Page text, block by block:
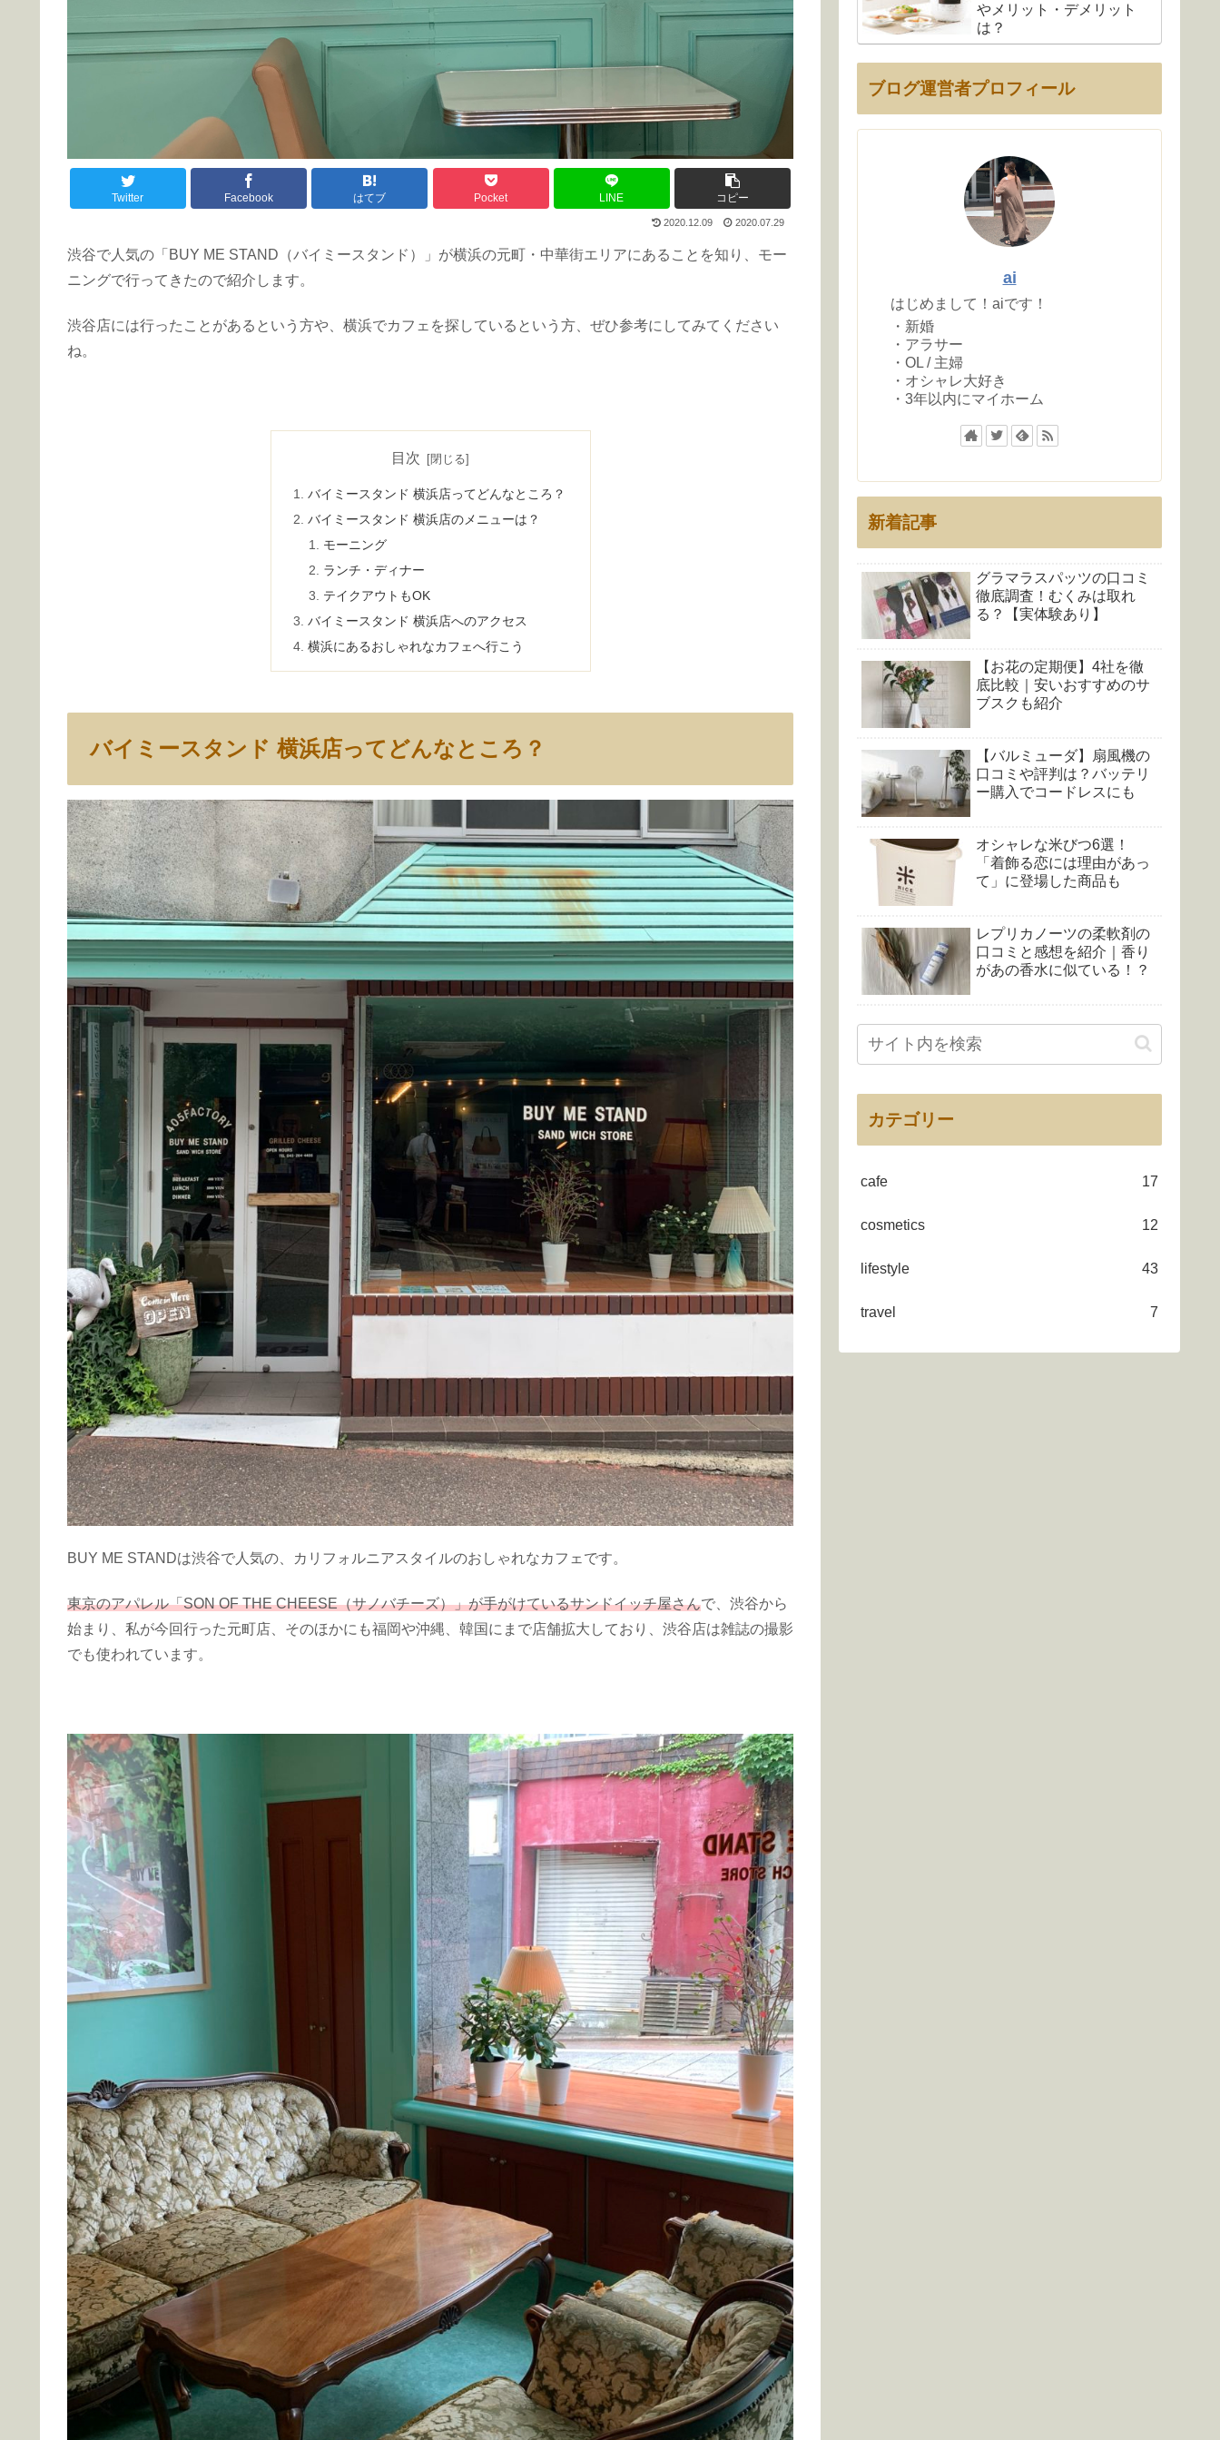
Twitter Facebook はてブ Pocket LINE コピー
2020.12.09 2020.07.29
渋谷で人気の「BUY ME STAND（バイミースタンド）」が横浜の元町・中華街エリアにあることを知り、モー
ニングで行ってきたので紹介します。
渋谷店には行ったことがあるという方や、横浜でカフェを探しているという方、ぜひ参考にしてみてください
ね。
目次
バイミースタンド 横浜店ってどんなところ？
バイミースタンド 横浜店のメニューは？
モーニング
ランチ・ディナー
テイクアウトもOK
バイミースタンド 横浜店へのアクセス
横浜にあるおしゃれなカフェへ行こう
バイミースタンド 横浜店ってどんなところ？
BUY ME STANDは渋谷で人気の、カリフォルニアスタイルのおしゃれなカフェです。
東京のアパレル「SON OF THE CHEESE（サノバチーズ）」が手がけているサンドイッチ屋さんで、渋谷から
始まり、私が今回行った元町店、そのほかにも福岡や沖縄、韓国にまで店舗拡大しており、渋谷店は雑誌の撮影
でも使われています。
やメリット・デメリット
は？
ブログ運営者プロフィール
ai
はじめまして！aiです！
・新婚
・アラサー
・OL / 主婦
・オシャレ大好き
・3年以内にマイホーム
新着記事
グラマラスパッツの口コミ
徹底調査！むくみは取れ
る？【実体験あり】
【お花の定期便】4社を徹
底比較｜安いおすすめのサ
ブスクも紹介
【バルミューダ】扇風機の
口コミや評判は？バッテリ
ー購入でコードレスにも
オシャレな米びつ6選！
「着飾る恋には理由があっ
て」に登場した商品も
レプリカノーツの柔軟剤の
口コミと感想を紹介｜香り
があの香水に似ている！？
カテゴリー
cafe 17
cosmetics 12
lifestyle 43
travel 7